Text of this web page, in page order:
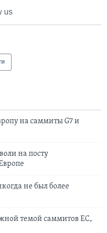
us
на саммиты G7 и
на посту
не был более
темой саммитов ЕС,